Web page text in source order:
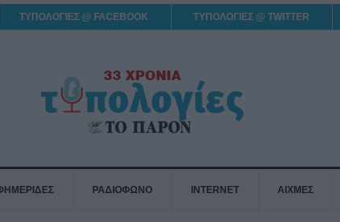
ΤΥΠΟΛΟΓΙΕΣ @ FACEBOOK ΤΥΠΟΛΟΓΙΕΣ @ TWITTER
ΡΑΔΙΟΦΩΝΟ INTERNET ΑΙΧΜΕΣ